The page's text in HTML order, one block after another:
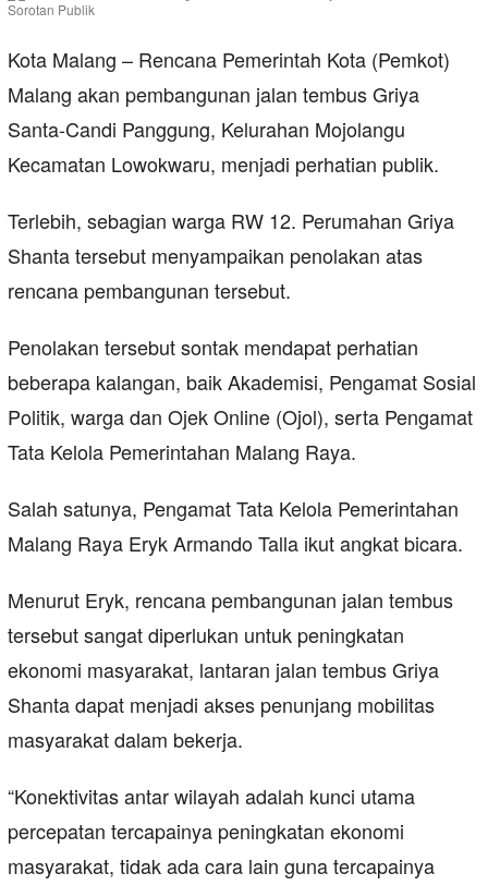
Kota Malang – Rencana Pemerintah Kota (Pemkot)
Malang akan pembangunan jalan tembus Griya
Santa-Candi Panggung, Kelurahan Mojolangu
Kecamatan Lowokwaru, menjadi perhatian publik.
Terlebih, sebagian warga RW 12. Perumahan Griya
Shanta tersebut menyampaikan penolakan atas
rencana pembangunan tersebut.
Penolakan tersebut sontak mendapat perhatian
beberapa kalangan, baik Akademisi, Pengamat Sosial
Politik, warga dan Ojek Online (Ojol), serta Pengamat
Tata Kelola Pemerintahan Malang Raya.
Salah satunya, Pengamat Tata Kelola Pemerintahan
Malang Raya Eryk Armando Talla ikut angkat bicara.
Menurut Eryk, rencana pembangunan jalan tembus
tersebut sangat diperlukan untuk peningkatan
ekonomi masyarakat, lantaran jalan tembus Griya
Shanta dapat menjadi akses penunjang mobilitas
masyarakat dalam bekerja.
“Konektivitas antar wilayah adalah kunci utama
percepatan tercapainya peningkatan ekonomi
masyarakat, tidak ada cara lain guna tercapainya